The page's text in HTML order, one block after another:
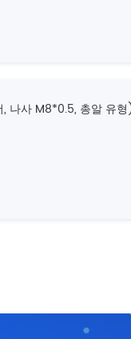
나사 M8*0.5, 총알 유